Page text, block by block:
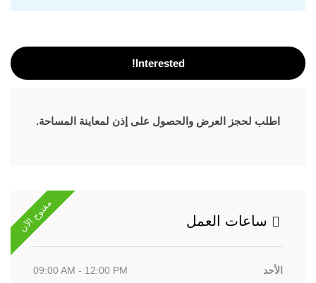
Interested!
اطلب لحجز العرض والحصول على إذن لمعاينة المساحة.
مفتوح الآن ساعات العمل
الأحد
09:00 AM - 12:00 PM